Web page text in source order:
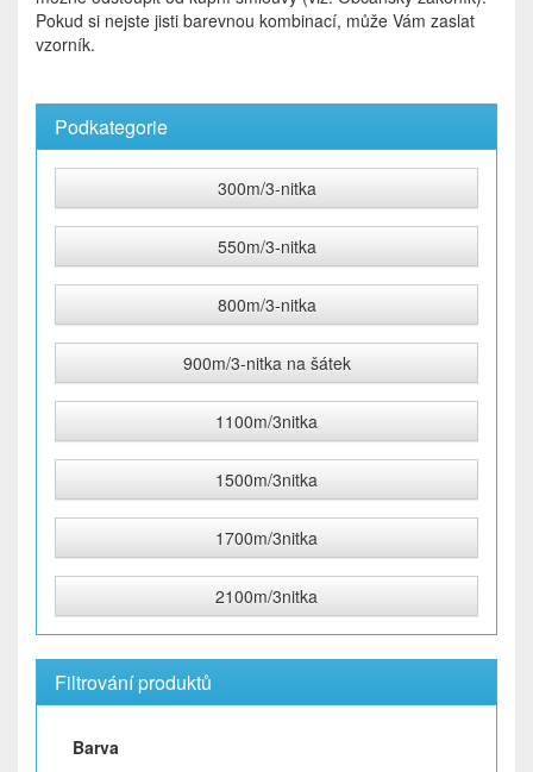
Pokud si nejste jisti barevnou kombinací, může Vám zaslat
vzorník.
Podkategorie
300m/3-nitka
550m/3-nitka
800m/3-nitka
900m/3-nitka na šátek
1100m/3nitka
1500m/3nitka
1700m/3nitka
2100m/3nitka
Filtrování produktů
Barva